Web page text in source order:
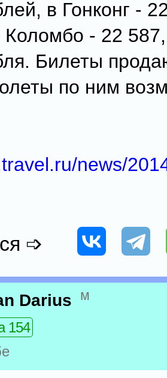
в Гонконг -
Коломбо - 22
Билеты
по ним
news/
➩
Darius м
154